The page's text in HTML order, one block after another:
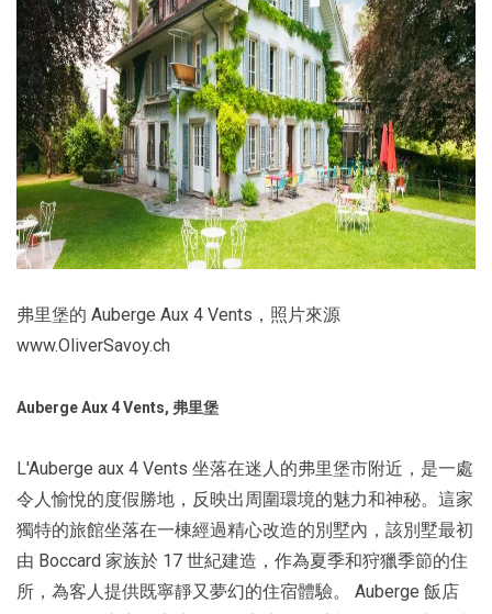
弗里堡的 Auberge Aux 4 Vents，照片來源
www.OliverSavoy.ch
Auberge Aux 4 Vents, 弗里堡
L'Auberge aux 4 Vents 坐落在迷人的弗里堡市附近，是一處
令人愉悅的度假勝地，反映出周圍環境的魅力和神秘。這家
獨特的旅館坐落在一棟經過精心改造的別墅內，該別墅最初
由 Boccard 家族於 17 世紀建造，作為夏季和狩獵季節的住
所，為客人提供既寧靜又夢幻的住宿體驗。 Auberge 飯店